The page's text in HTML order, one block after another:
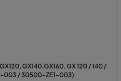
GX140,GX160, GX 120 / 140 /
003 / 30500-ZE1-003)